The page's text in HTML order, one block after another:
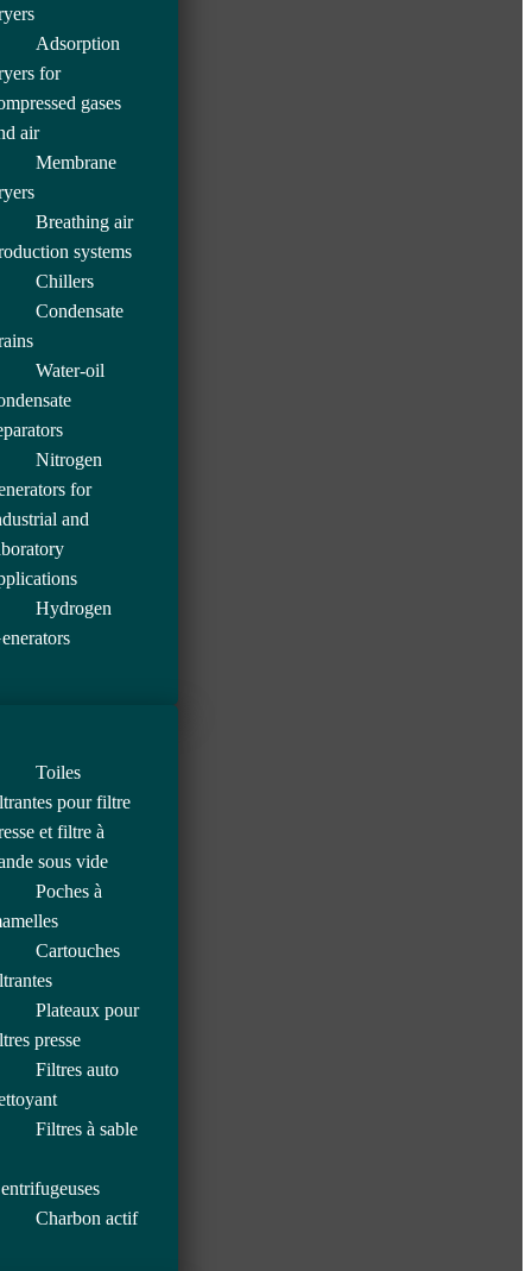
Adsorption
for
gases
air
Membrane
Breathing air
systems
Chillers
Condensate
Water-oil
Nitrogen
for
and
Hydrogen
Toiles
pour filtre
et filtre à
sous vide
Poches à
Cartouches
Plateaux pour
presse
Filtres auto
Filtres à sable
Charbon actif